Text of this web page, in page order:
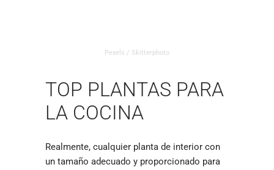
Pexels / Skitterphoto
TOP PLANTAS PARA
LA COCINA
Realmente, cualquier planta de interior con
un tamaño adecuado y proporcionado para